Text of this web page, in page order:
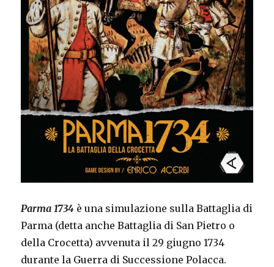
Parma 1734 è una simulazione sulla Battaglia di
Parma (detta anche Battaglia di San Pietro o
della Crocetta) avvenuta il 29 giugno 1734
durante la Guerra di Successione Polacca.